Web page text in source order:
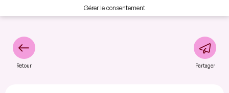
Gérer le consentement
Retour Partager